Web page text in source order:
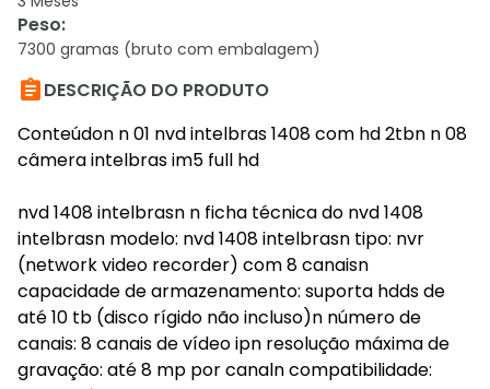
Peso:
7300 gramas (bruto com embalagem)
DESCRIÇÃO DO PRODUTO
Conteúdon n 01 nvd intelbras 1408 com hd 2tbn n 08
câmera intelbras im5 full hd
nvd 1408 intelbrasn n ficha técnica do nvd 1408
intelbrasn modelo: nvd 1408 intelbrasn tipo: nvr
(network video recorder) com 8 canaisn
capacidade de armazenamento: suporta hdds de
até 10 tb (disco rígido não incluso)n número de
canais: 8 canais de vídeo ipn resolução máxima de
gravação: até 8 mp por canaln compatibilidade: